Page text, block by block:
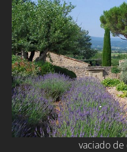
vaciado de